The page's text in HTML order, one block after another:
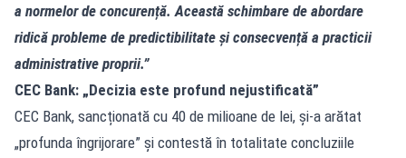
a normelor de concurență. Această schimbare de abordare
ridică probleme de predictibilitate și consecvență a practicii
administrative proprii.”
CEC Bank: „Decizia este profund nejustificată”
CEC Bank, sancționată cu 40 de milioane de lei, și-a arătat
„profunda îngrijorare” și contestă în totalitate concluziile